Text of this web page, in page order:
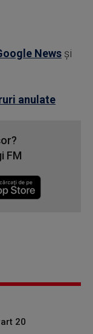
News şi
anulate
FM
20